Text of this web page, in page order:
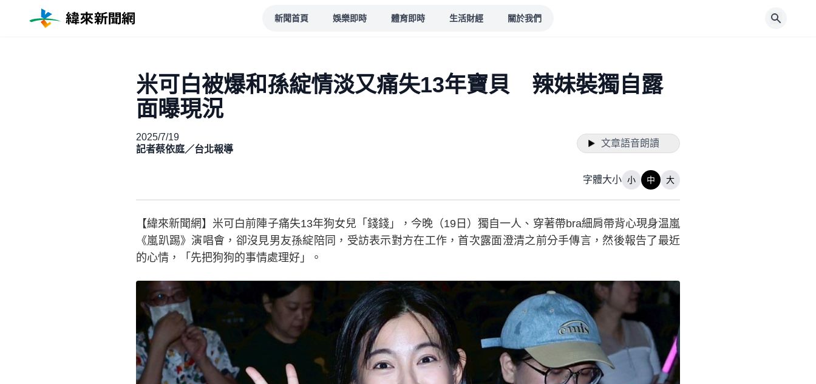
新聞首頁 娛樂即時 體育即時 生活財經 關於我們
米可白被爆和孫綻情淡又痛失13年寶貝 辣妹裝獨自露
面曝現況
2025/7/19
記者蔡依庭／台北報導
文章語音朗讀
字體大小 小 中 大
【緯來新聞網】米可白前陣子痛失13年狗女兒「錢錢」，今晚（19日）獨自一人、穿著帶bra細肩帶背心現身温嵐
《嵐趴踢》演唱會，卻沒見男友孫綻陪同，受訪表示對方在工作，首次露面澄清之前分手傳言，然後報告了最近
的心情，「先把狗狗的事情處理好」。